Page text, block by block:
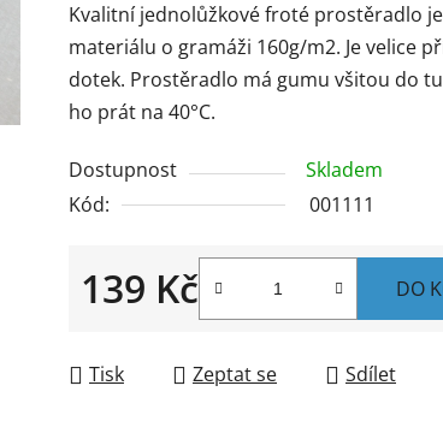
produktu
je
0,0
z
hvězdiček.
Kvalitní jednolůžkové froté prostěradlo
materiálu o gramáži 160g/m2. Je velice
dotek. Prostěradlo má gumu všitou do
ho prát na 40°C.
Dostupnost
Skladem
Kód:
001111
139 Kč DO
Tisk Zeptat se Sdílet